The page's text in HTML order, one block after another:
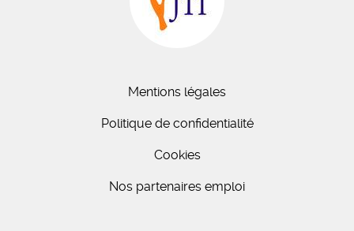
Mentions légales
Politique de confidentialité
Cookies
Nos partenaires emploi